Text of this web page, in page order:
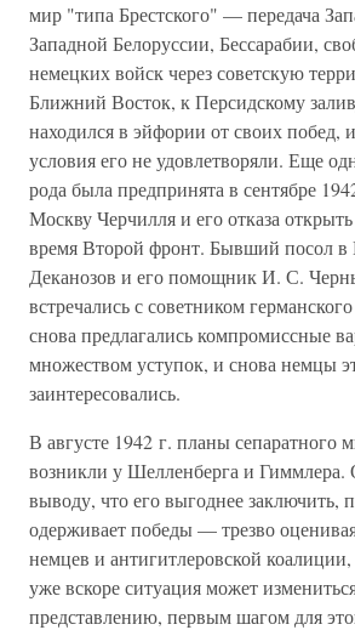
мир "типа Брестского" — передача
Западной Белоруссии, Бессарабии,
немецких войск через советскую
Ближний Восток, к Персидскому
находился в эйфории от своих побед,
условия его не удовлетворяли. Еще
рода была предпринята в сентябре
Москву Черчилля и его отказа
время Второй фронт. Бывший посол в
Деканозов и его помощник И. С.
встречались с советником
снова предлагались компромиссные
множеством уступок, и снова немцы
заинтересовались.
В августе 1942 г. планы сепаратного
возникли у Шелленберга и
выводу, что его выгоднее заключить,
одерживает победы — трезво
немцев и антигитлеровской
уже вскоре ситуация может
представлению, первым шагом для